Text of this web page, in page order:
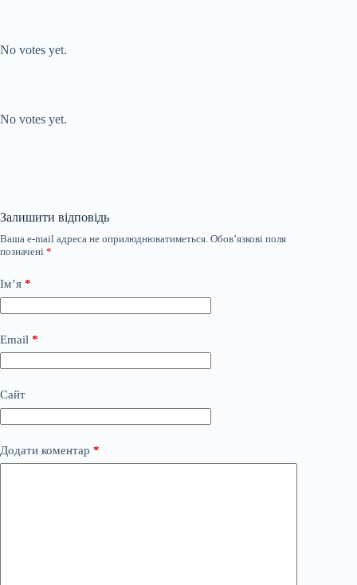
No votes yet.
No votes yet.
Залишити відповідь
Ваша e-mail адреса не оприлюднюватиметься. Обов’язкові поля
позначені *
Ім’я *
Email *
Сайт
Додати коментар *